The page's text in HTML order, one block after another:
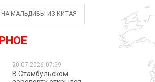
МАЛЬДИВЫ ИЗ КИТАЯ
20.07.2026 07:59
В Стамбульском